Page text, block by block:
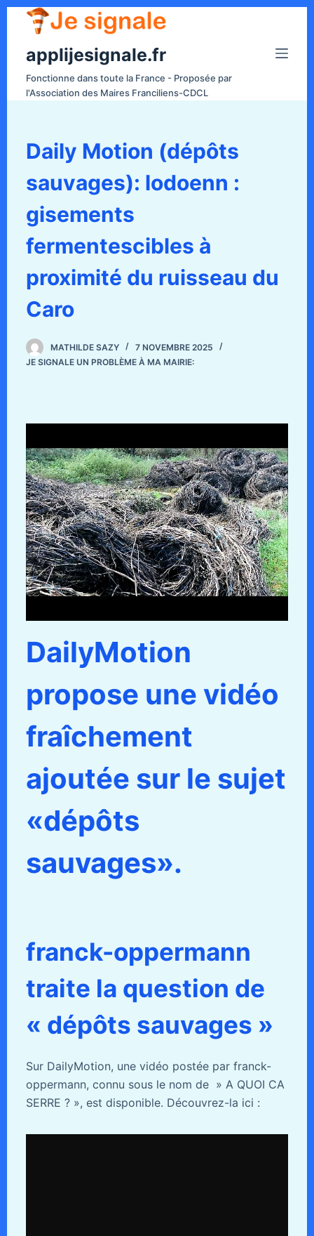
applijesignale.fr
Fonctionne dans toute la France - Proposée par
l'Association des Maires Franciliens-CDCL
Daily Motion (dépôts
sauvages): lodoenn :
gisements
fermentescibles à
proximité du ruisseau du
Caro
MATHILDE SAZY
7 NOVEMBRE 2025
JE SIGNALE UN PROBLÈME À MA MAIRIE:
DailyMotion
propose une vidéo
fraîchement
ajoutée sur le sujet
«dépôts
sauvages».
franck-oppermann
traite la question de
« dépôts sauvages »
Sur DailyMotion, une vidéo postée par franck-
oppermann, connu sous le nom de » A QUOI CA
SERRE ? », est disponible. Découvrez-la ici :